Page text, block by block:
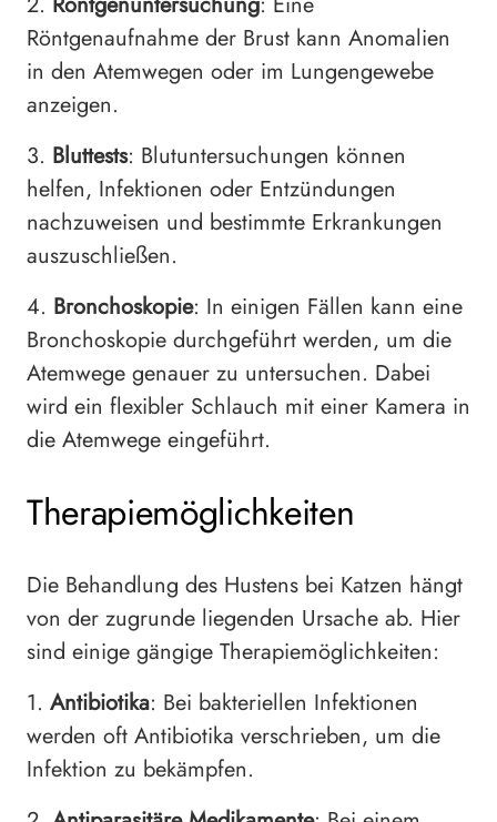
Röntgenaufnahme der Brust kann Anomalien
in den Atemwegen oder im Lungengewebe
anzeigen.
3. Bluttests: Blutuntersuchungen können
helfen, Infektionen oder Entzündungen
nachzuweisen und bestimmte Erkrankungen
auszuschließen.
4. Bronchoskopie: In einigen Fällen kann eine
Bronchoskopie durchgeführt werden, um die
Atemwege genauer zu untersuchen. Dabei
wird ein flexibler Schlauch mit einer Kamera in
die Atemwege eingeführt.
Therapiemöglichkeiten
Die Behandlung des Hustens bei Katzen hängt
von der zugrunde liegenden Ursache ab. Hier
sind einige gängige Therapiemöglichkeiten:
1. Antibiotika: Bei bakteriellen Infektionen
werden oft Antibiotika verschrieben, um die
Infektion zu bekämpfen.